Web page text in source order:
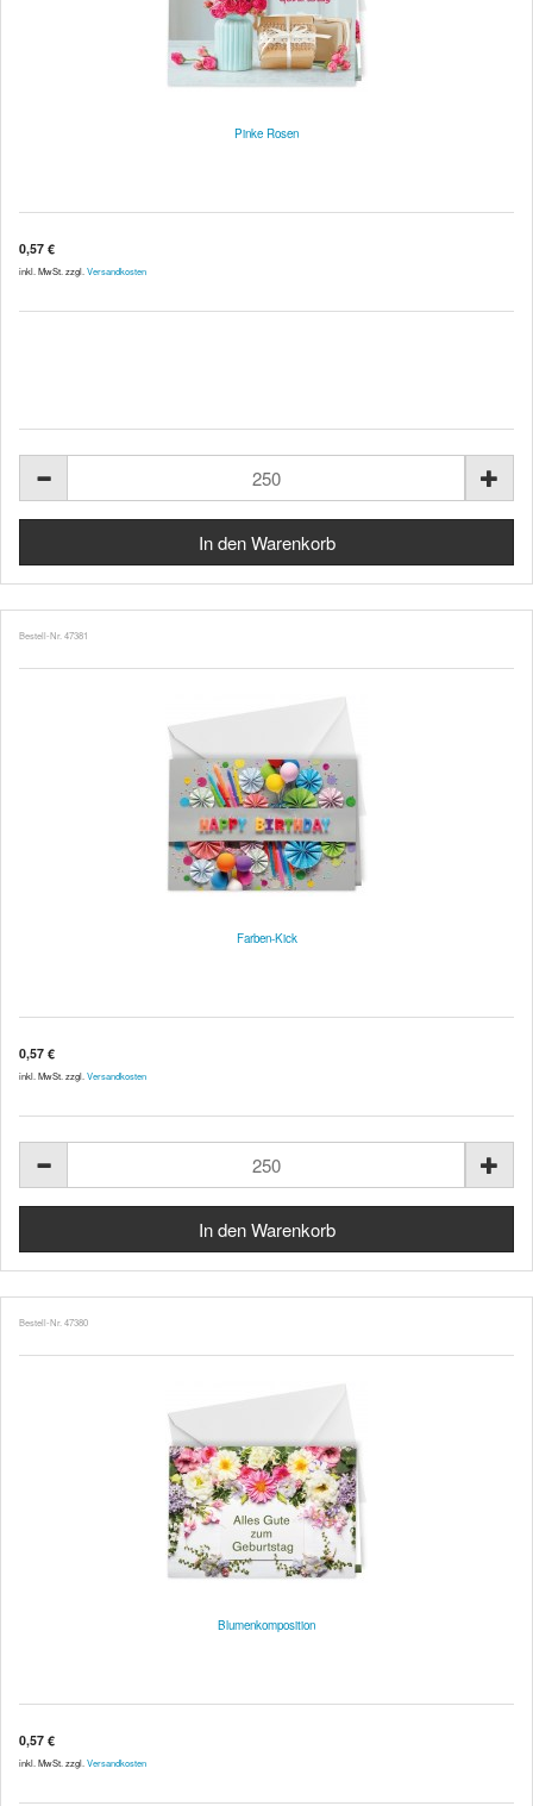
Pinke Rosen
0,57 €
inkl. MwSt. zzgl. Versandkosten
Bestell-Nr. 47381
Farben-Kick
0,57 €
inkl. MwSt. zzgl. Versandkosten
Bestell-Nr. 47380
Blumenkomposition
0,57 €
inkl. MwSt. zzgl. Versandkosten